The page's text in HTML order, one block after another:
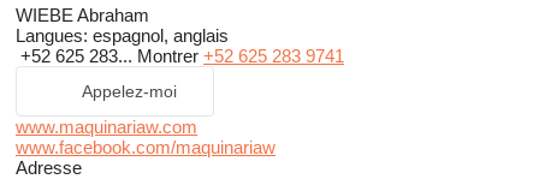
WIEBE Abraham
Langues: espagnol, anglais
+52 625 283... Montrer +52 625 283 9741
Appelez-moi
www.maquinariaw.com
www.facebook.com/maquinariaw
Adresse